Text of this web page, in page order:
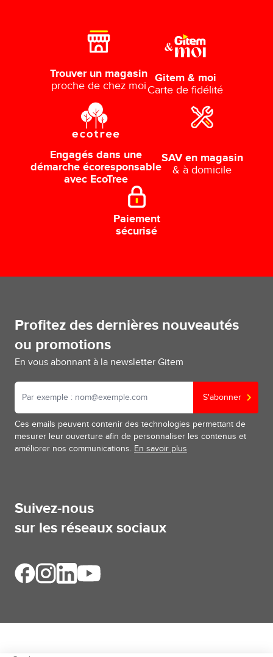
Trouver un magasin
proche de chez moi
Gitem & moi
Carte de fidélité
Engagés dans une
démarche écoresponsable
avec EcoTree
SAV en magasin
& à domicile
Paiement
sécurisé
Profitez des dernières nouveautés
ou promotions
En vous abonnant à la newsletter Gitem
S'abonner
Ces emails peuvent contenir des technologies permettant de
mesurer leur ouverture afin de personnaliser les contenus et
améliorer nos communications. En savoir plus
Suivez-nous
sur les réseaux sociaux